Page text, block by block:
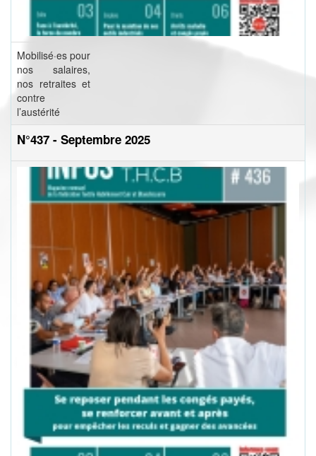
Mobilisé·es pour
nos salaires,
nos retraites et
contre
l’austérité
N°437 - Septembre 2025